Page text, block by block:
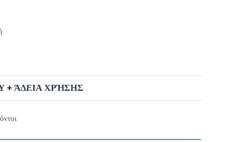
+ ΆΔΕΙΑ ΧΡΉΣΗΣ